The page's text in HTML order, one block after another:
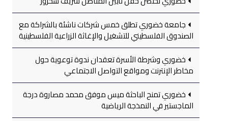
جامعة خضوري تطلق خمس شركات ناشئة بالشراكة مع
الصندوق الفلسطيني للتشغيل والإغاثة الزراعية الفلسطينية
خضوري وشرطة الأسرة تعقدان ندوة توعوية حول
مخاطر الإنترنت ومواقع التواصل الاجتماعي
خضوري تمنح الباحثة ميس موفق محمد مصاروة درجة
الماجستير في النمذجة الرياضية